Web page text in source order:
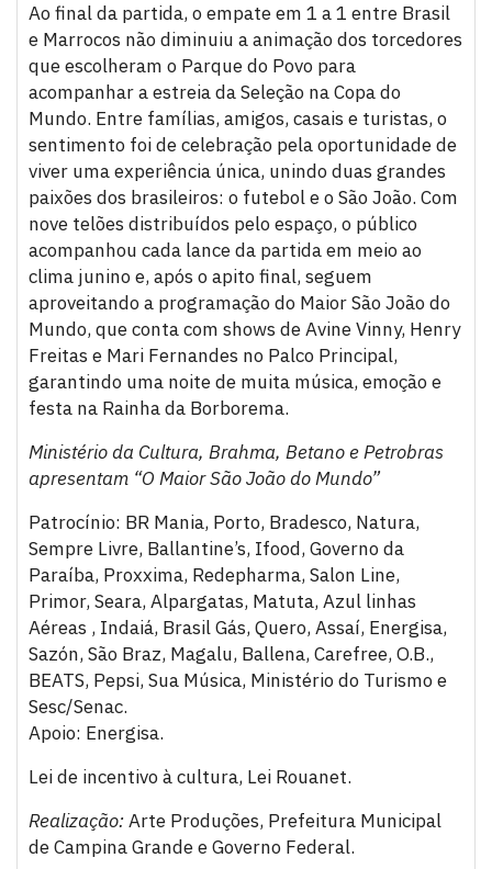
Ao final da partida, o empate em 1 a 1 entre Brasil
e Marrocos não diminuiu a animação dos torcedores
que escolheram o Parque do Povo para
acompanhar a estreia da Seleção na Copa do
Mundo. Entre famílias, amigos, casais e turistas, o
sentimento foi de celebração pela oportunidade de
viver uma experiência única, unindo duas grandes
paixões dos brasileiros: o futebol e o São João. Com
nove telões distribuídos pelo espaço, o público
acompanhou cada lance da partida em meio ao
clima junino e, após o apito final, seguem
aproveitando a programação do Maior São João do
Mundo, que conta com shows de Avine Vinny, Henry
Freitas e Mari Fernandes no Palco Principal,
garantindo uma noite de muita música, emoção e
festa na Rainha da Borborema.
Ministério da Cultura, Brahma, Betano e Petrobras
apresentam “O Maior São João do Mundo”
Patrocínio: BR Mania, Porto, Bradesco, Natura,
Sempre Livre, Ballantine’s, Ifood, Governo da
Paraíba, Proxxima, Redepharma, Salon Line,
Primor, Seara, Alpargatas, Matuta, Azul linhas
Aéreas , Indaiá, Brasil Gás, Quero, Assaí, Energisa,
Sazón, São Braz, Magalu, Ballena, Carefree, O.B.,
BEATS, Pepsi, Sua Música, Ministério do Turismo e
Sesc/Senac.
Apoio: Energisa.
Lei de incentivo à cultura, Lei Rouanet.
Realização:Arte Produções, Prefeitura Municipal
de Campina Grande e Governo Federal.